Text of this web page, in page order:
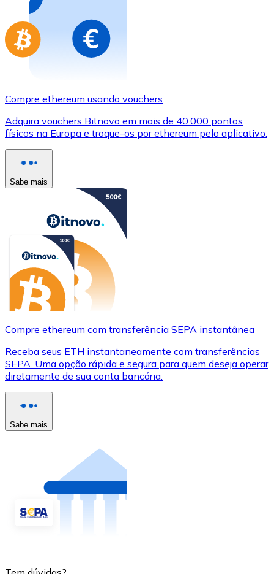
Ir para a loja de cartões-presente
Compre ethereum usando vouchers
Adquira vouchers Bitnovo em mais de 40.000 pontos
físicos na Europa e troque-os por ethereum pelo aplicativo.
Sabe mais
Compre ethereum com transferência SEPA instantânea
Receba seus ETH instantaneamente com transferências
SEPA. Uma opção rápida e segura para quem deseja operar
diretamente de sua conta bancária.
Sabe mais